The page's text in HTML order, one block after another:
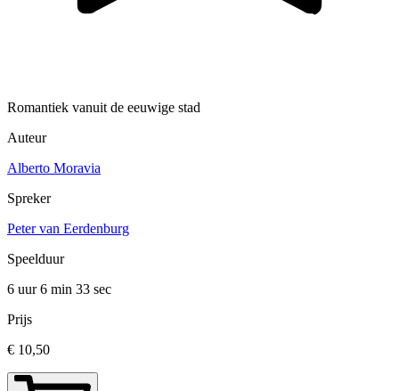
Romantiek vanuit de eeuwige stad
Auteur
Alberto Moravia
Spreker
Peter van Eerdenburg
Speelduur
6 uur 6 min 33 sec
Prijs
€ 10,50